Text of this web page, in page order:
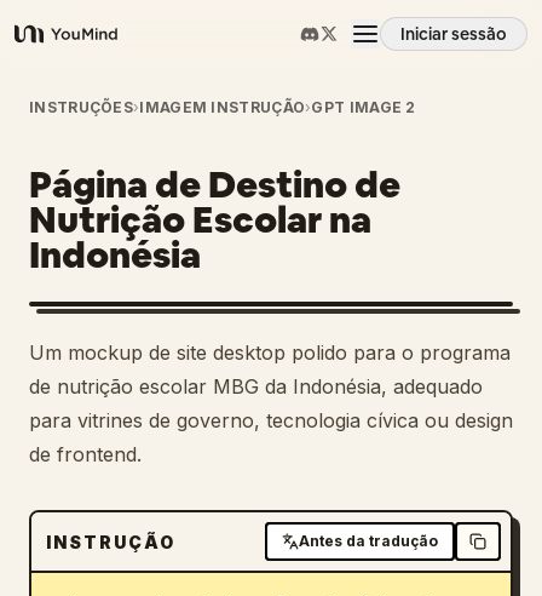
YouMind
Iniciar sessão
Visão geral
Casos de uso
Habilidades
Prompts
Preços
Blogue
INSTRUÇÕES›IMAGEM INSTRUÇÃO›GPT IMAGE 2
Página de Destino de
Nutrição Escolar na
Indonésia
Um mockup de site desktop polido para o programa
de nutrição escolar MBG da Indonésia, adequado
para vitrines de governo, tecnologia cívica ou design
de frontend.
INSTRUÇÃO Antes da tradução